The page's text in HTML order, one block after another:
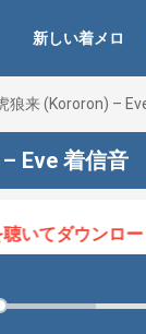
新しい着メロ
狼来 (Kororon) –
Eve 着信音
ダウンロード